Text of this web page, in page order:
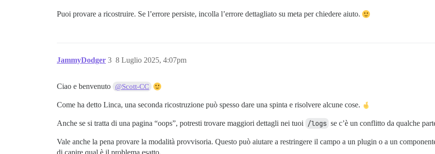
Puoi provare a ricostruire. Se l’errore persiste, incolla l’errore dettagliato su meta per chiedere aiuto.
JammyDodger 8 Luglio 2025, 4:07pm
3
Ciao e benvenuto @Scott-CC
Come ha detto Linca, una seconda ricostruzione può spesso dare una spinta e risolvere alcune cose.
Anche se si tratta di una pagina “oops”, potresti trovare maggiori dettagli nei tuoi /logs se c’è un conflitto da qualche
Vale anche la pena provare la modalità provvisoria. Questo può aiutare a restringere il campo a un plugin o a un
di capire qual è il problema esatto.